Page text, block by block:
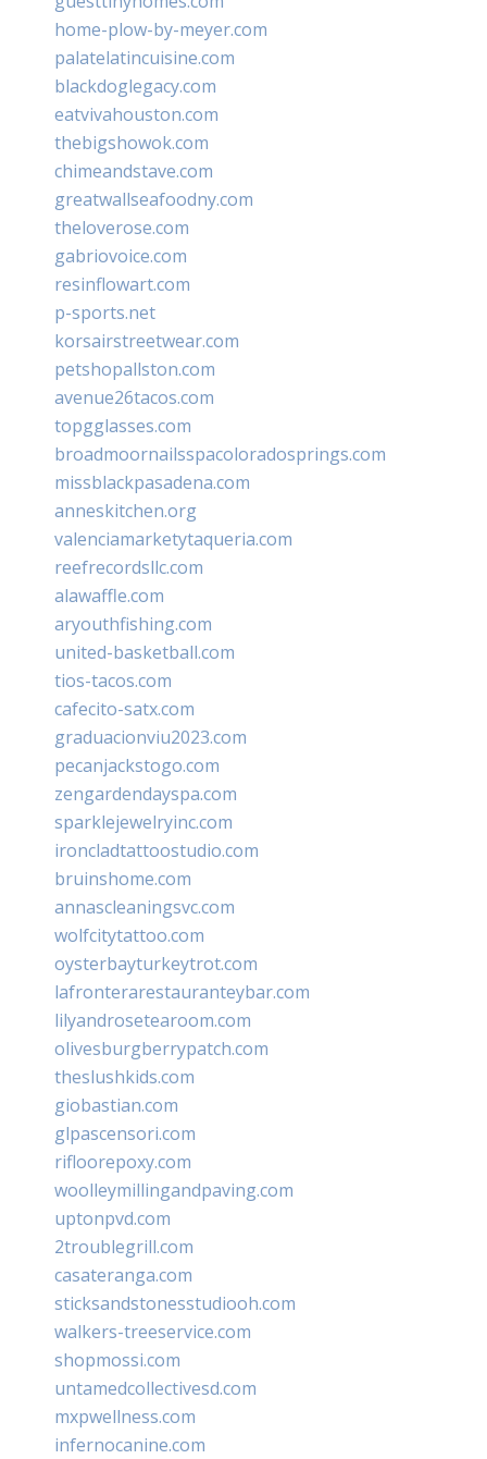
home-plow-by-meyer.com
palatelatincuisine.com
blackdoglegacy.com
eatvivahouston.com
thebigshowok.com
chimeandstave.com
greatwallseafoodny.com
theloverose.com
gabriovoice.com
resinflowart.com
p-sports.net
korsairstreetwear.com
petshopallston.com
avenue26tacos.com
topgglasses.com
broadmoornailsspacoloradosprings.com
missblackpasadena.com
anneskitchen.org
valenciamarketytaqueria.com
reefrecordsllc.com
alawaffle.com
aryouthfishing.com
united-basketball.com
tios-tacos.com
cafecito-satx.com
graduacionviu2023.com
pecanjackstogo.com
zengardendayspa.com
sparklejewelryinc.com
ironcladtattoostudio.com
bruinshome.com
annascleaningsvc.com
wolfcitytattoo.com
oysterbayturkeytrot.com
lafronterarestauranteybar.com
lilyandrosetearoom.com
olivesburgberrypatch.com
theslushkids.com
giobastian.com
glpascensori.com
rifloorepoxy.com
woolleymillingandpaving.com
uptonpvd.com
2troublegrill.com
casateranga.com
sticksandstonesstudiooh.com
walkers-treeservice.com
shopmossi.com
untamedcollectivesd.com
mxpwellness.com
infernocanine.com